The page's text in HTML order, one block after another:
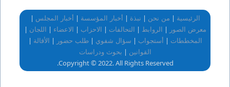
الرئيسية | من نحن | نبذة | أخبار المؤسسة | أخبار المجلس |
معرض الصور | الروابط | التحالفات | الاحزاب | الاعضاء | اللجان |
المخططات | أستجواب | سؤال شفوي |طلب حضور | الأقالة |
القوانين | بحوث ودراسات
Copyright © 2022. All Rights Reserved.